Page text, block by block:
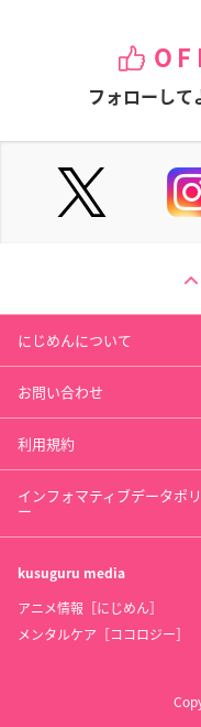
フォローして
にじめんについて
お問い合わせ
利用規約
インフォマティブデータポ
ー
kusuguru media
アニメ情報［にじめん］
メンタルケア［ココロジー］